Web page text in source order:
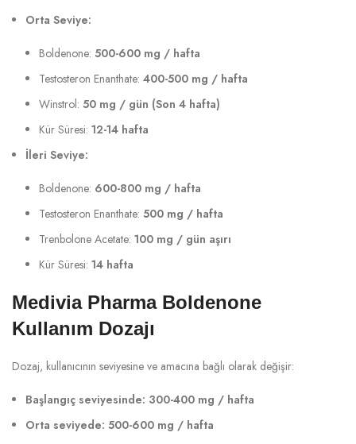
Orta Seviye:
Boldenone: 500-600 mg / hafta
Testosteron Enanthate: 400-500 mg / hafta
Winstrol: 50 mg / gün (Son 4 hafta)
Kür Süresi: 12-14 hafta
İleri Seviye:
Boldenone: 600-800 mg / hafta
Testosteron Enanthate: 500 mg / hafta
Trenbolone Acetate: 100 mg / gün aşırı
Kür Süresi: 14 hafta
Medivia Pharma Boldenone
Kullanım Dozajı
Dozaj, kullanıcının seviyesine ve amacına bağlı olarak değişir:
Başlangıç seviyesinde: 300-400 mg / hafta
Orta seviyede: 500-600 mg / hafta